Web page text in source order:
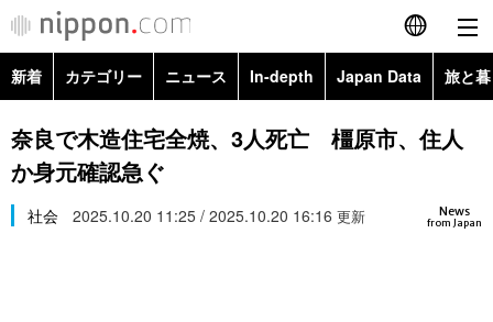
English
简体字
カテゴリー
新着 カテゴリー ニュース In-depth Japan Data 旅と
政治・外交
経済・ビジネス
Topics
奈良で木造住宅全焼、3人死亡 橿原市、住人
か身元確認急ぐ
News
from Japan
社会 2025.10.20 11:25 / 2025.10.20 16:16 更新